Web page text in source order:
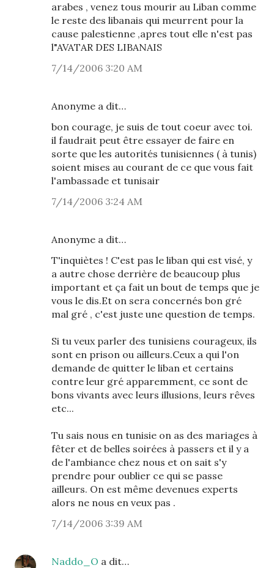
arabes , venez tous mourir au Liban comme
le reste des libanais qui meurrent pour la
cause palestienne ,apres tout elle n'est pas
l"AVATAR DES LIBANAIS
7/14/2006 3:20 AM
Anonyme a dit…
bon courage, je suis de tout coeur avec toi.
il faudrait peut être essayer de faire en
sorte que les autorités tunisiennes ( à tunis)
soient mises au courant de ce que vous fait
l'ambassade et tunisair
7/14/2006 3:24 AM
Anonyme a dit…
T'inquiètes ! C'est pas le liban qui est visé, y
a autre chose derrière de beaucoup plus
important et ça fait un bout de temps que je
vous le dis.Et on sera concernés bon gré
mal gré , c'est juste une question de temps.
Si tu veux parler des tunisiens courageux, ils
sont en prison ou ailleurs.Ceux a qui l'on
demande de quitter le liban et certains
contre leur gré apparemment, ce sont de
bons vivants avec leurs illusions, leurs rêves
etc...
Tu sais nous en tunisie on as des mariages à
fêter et de belles soirées à passers et il y a
de l'ambiance chez nous et on sait s'y
prendre pour oublier ce qui se passe
ailleurs. On est même devenues experts
alors ne nous en veux pas .
7/14/2006 3:39 AM
Naddo_O a dit…